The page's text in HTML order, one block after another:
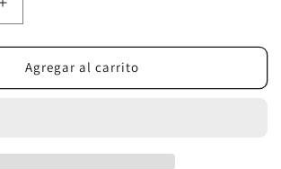
Aumentar
cantidad
para
Nubes
Agregar al carrito